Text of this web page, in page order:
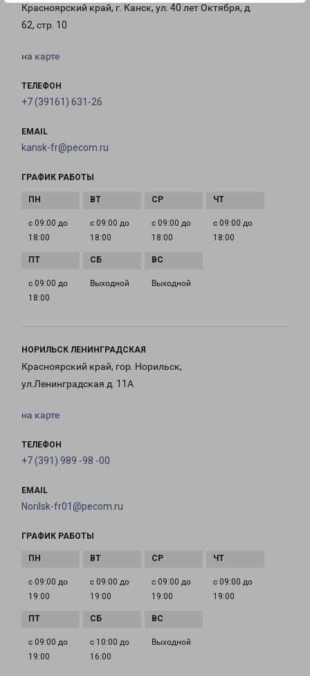
Красноярский край, г. Канск, ул. 40 лет Октября, д.
62, стр. 10
на карте
ТЕЛЕФОН
+7 (39161) 631-26
EMAIL
kansk-fr@pecom.ru
ГРАФИК РАБОТЫ
с 09:00 до
18:00
с 09:00 до
18:00
с 09:00 до
18:00
с 09:00 до
18:00
с 09:00 до
18:00
Выходной Выходной
НОРИЛЬСК ЛЕНИНГРАДСКАЯ
Красноярский край, гор. Норильск,
ул.Ленинградская д. 11А
на карте
ТЕЛЕФОН
+7 (391) 989 -98 -00
EMAIL
Norilsk-fr01@pecom.ru
ГРАФИК РАБОТЫ
с 09:00 до
19:00
с 09:00 до
19:00
с 09:00 до
19:00
с 09:00 до
19:00
с 09:00 до
19:00
с 10:00 до
16:00
Выходной